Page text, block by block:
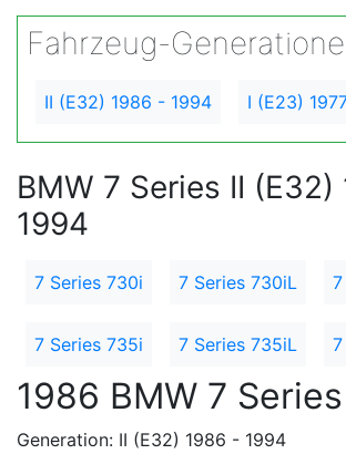
Fahrzeug-
II (E32) 1986 - 1994 I (E23)
BMW 7 Series II (E32)
1994
7 Series 730i 7 Series 730iL
7 Series 735i 7 Series 735iL
1986 BMW 7
Generation: II (E32) 1986 - 1994